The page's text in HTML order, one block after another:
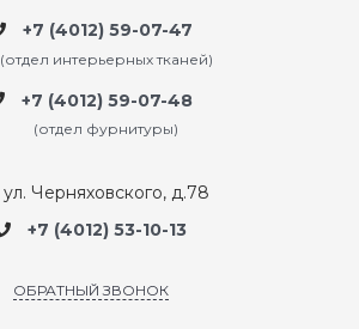
+7 (4012) 59-07-47
(отдел интерьерных тканей)
+7 (4012) 59-07-48
(отдел фурнитуры)
ул. Черняховского, д.78
+7 (4012) 53-10-13
ОБРАТНЫЙ ЗВОНОК